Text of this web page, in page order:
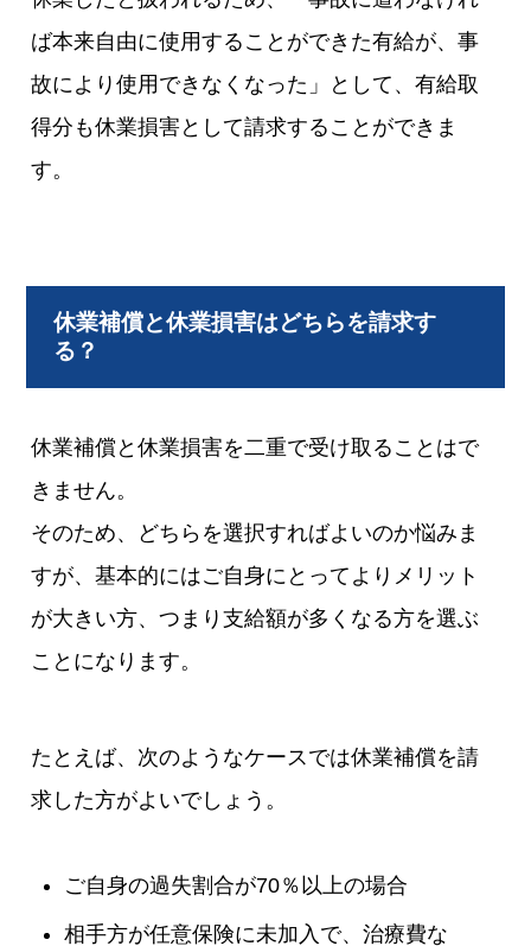
ば本来自由に使用することができた有給が、事
故により使用できなくなった」として、有給取
得分も休業損害として請求することができま
す。
休業補償と休業損害はどちらを請求す
る？
休業補償と休業損害を二重で受け取ることはで
きません。
そのため、どちらを選択すればよいのか悩みま
すが、基本的にはご自身にとってよりメリット
が大きい方、つまり支給額が多くなる方を選ぶ
ことになります。
たとえば、次のようなケースでは休業補償を請
求した方がよいでしょう。
ご自身の過失割合が70％以上の場合
相手方が任意保険に未加入で、治療費な